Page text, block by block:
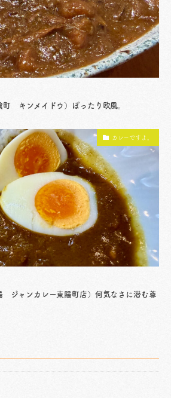
町 キンメイドウ）ぽったり欧風。
カレーですよ。
ジャンカレー東陽町店）何気なさに潜む尊